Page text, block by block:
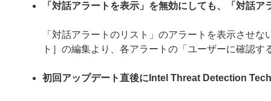
「対話アラートを表示」を無効にしても、「対話
「対話アラートのリスト」のアラートを表示させ
ト］の編集より、各アラートの「ユーザーに確認
初回アップデート直後にIntel Threat Detection